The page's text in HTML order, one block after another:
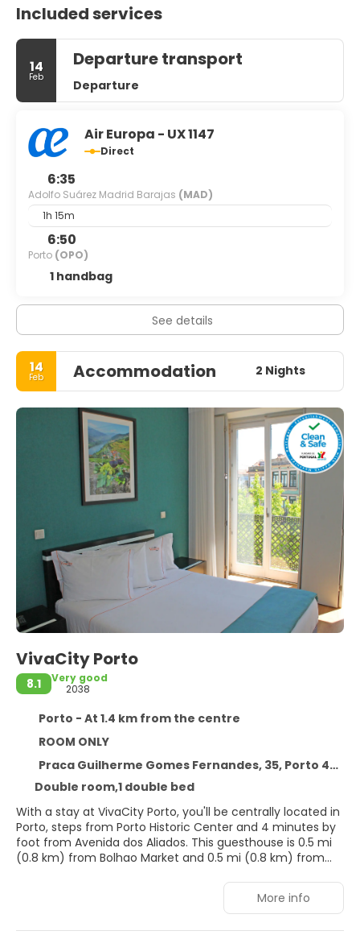
Included services
14
Feb
Departure transport
Departure
Air Europa - UX 1147
Direct
6:35
Adolfo Suárez Madrid Barajas (MAD)
1h 15m
6:50
Porto (OPO)
1 handbag
See details
14
Feb Accommodation 2 Nights
VivaCity Porto
8.1
Very good
2038
Porto - At 1.4 km from the centre
ROOM ONLY
Praca Guilherme Gomes Fernandes, 35, Porto 4050-293
Double room,1 double bed
With a stay at VivaCity Porto, you'll be centrally located in
Porto, steps from Porto Historic Center and 4 minutes by
foot from Avenida dos Aliados. This guesthouse is 0.5 mi
(0.8 km) from Bolhao Market and 0.5 mi (0.8 km) from
Make use of convenient amenities such as
complimentary wireless internet access, a television in a
More info